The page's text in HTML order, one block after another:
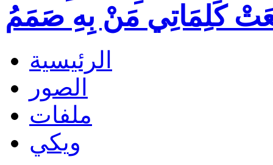
كَلِمَاتِي مَنْ بِهِ صَمَمُ
الرئيسية
الصور
ملفات
ويكي